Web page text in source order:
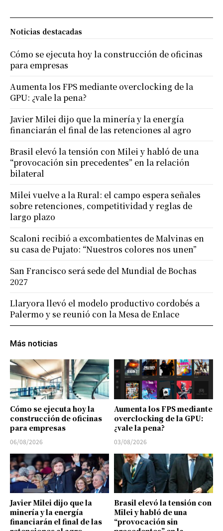
Más noticias
Cómo se ejecuta hoy la
construcción de oficinas
para empresas
06/08/2026
Aumenta los FPS mediante
overclocking de la GPU:
¿vale la pena?
03/08/2026
Javier Milei dijo que la
minería y la energía
financiarán el final de las
Brasil elevó la tensión con
Milei y habló de una
“provocación sin
Noticias destacadas
Cómo se ejecuta hoy la construcción de oficinas
para empresas
Aumenta los FPS mediante overclocking de la
GPU: ¿vale la pena?
Javier Milei dijo que la minería y la energía
financiarán el final de las retenciones al agro
Brasil elevó la tensión con Milei y habló de una
“provocación sin precedentes” en la relación
bilateral
Milei vuelve a la Rural: el campo espera señales
sobre retenciones, competitividad y reglas de
largo plazo
Scaloni recibió a excombatientes de Malvinas en
su casa de Pujato: “Nuestros colores nos unen”
San Francisco será sede del Mundial de Bochas
2027
Llaryora llevó el modelo productivo cordobés a
Palermo y se reunió con la Mesa de Enlace